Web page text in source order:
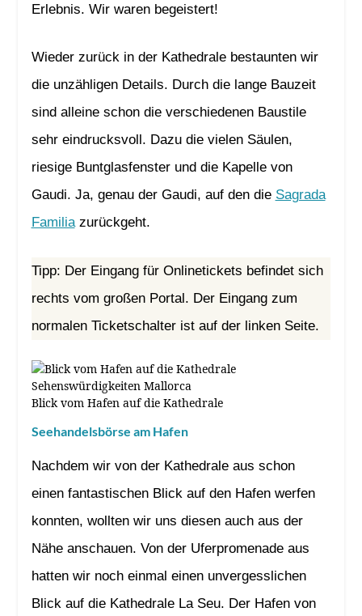
Erlebnis. Wir waren begeistert!
Wieder zurück in der Kathedrale bestaunten wir
die unzähligen Details. Durch die lange Bauzeit
sind alleine schon die verschiedenen Baustile
sehr eindrucksvoll. Dazu die vielen Säulen,
riesige Buntglasfenster und die Kapelle von
Gaudi. Ja, genau der Gaudi, auf den die Sagrada
Familiazurückgeht.
Tipp: Der Eingang für Onlinetickets befindet sich
rechts vom großen Portal. Der Eingang zum
normalen Ticketschalter ist auf der linken Seite.
Blick vom Hafen auf die Kathedrale
Seehandelsbörse am Hafen
Nachdem wir von der Kathedrale aus schon
einen fantastischen Blick auf den Hafen werfen
konnten, wollten wir uns diesen auch aus der
Nähe anschauen. Von der Uferpromenade aus
hatten wir noch einmal einen unvergesslichen
Blick auf die Kathedrale La Seu. Der Hafen von